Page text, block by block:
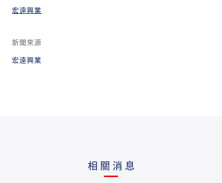
宏遠興業
新聞來源
宏遠興業
相關消息